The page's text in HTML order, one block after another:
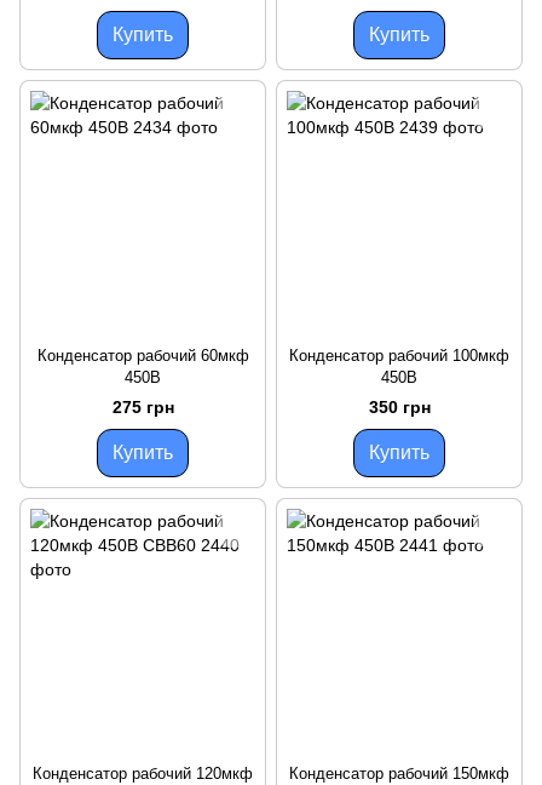
Купить Купить
Конденсатор рабочий 60мкф
450В
275 грн
Купить
Конденсатор рабочий 100мкф
450В
350 грн
Купить
Конденсатор рабочий 120мкф
Конденсатор рабочий 150мкф